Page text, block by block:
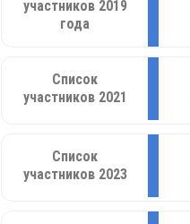
участников 2019
года
Список
участников 2021
Список
участников 2023